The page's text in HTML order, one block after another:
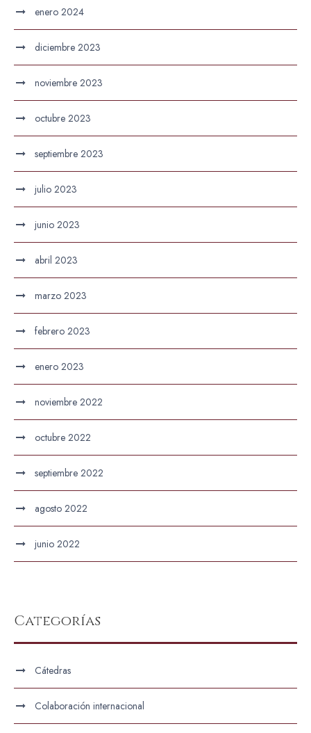
enero 2024
diciembre 2023
noviembre 2023
octubre 2023
septiembre 2023
julio 2023
junio 2023
abril 2023
marzo 2023
febrero 2023
enero 2023
noviembre 2022
octubre 2022
septiembre 2022
agosto 2022
junio 2022
Categorías
Cátedras
Colaboración internacional